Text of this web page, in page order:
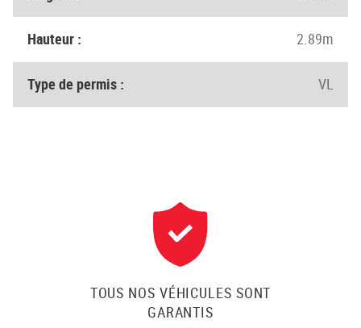
Hauteur : 2.89m
Type de permis : VL
TOUS NOS VÉHICULES SONT
GARANTIS